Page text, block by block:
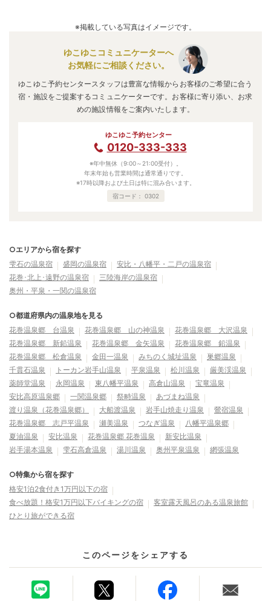
※掲載している写真はイメージです。
ゆこゆこコミュニケーターへ
お気軽にご相談ください。
ゆこゆこ予約センタースタッフは豊富な情報からお客様のご希望に合う
宿・施設をご提案するコミュニケーターです。お客様に寄り添い、お求
めの施設情報をご案内いたします。
ゆこゆこ予約センター
0120-333-333
※年中無休（9:00～21:00受付）。
年末年始も営業時間は通常通りです。
※17時以降および土日は特に混み合います。
宿コード： 0302
○エリアから宿を探す
雫石の温泉宿
盛岡の温泉宿
安比・八幡平・二戸の温泉宿
花巻･北上･遠野の温泉宿
三陸海岸の温泉宿
奥州・平泉・一関の温泉宿
○都道府県内の温泉地を見る
花巻温泉郷 台温泉
花巻温泉郷 山の神温泉
花巻温泉郷 大沢温泉
花巻温泉郷 新鉛温泉
花巻温泉郷 金矢温泉
花巻温泉郷 鉛温泉
花巻温泉郷 松倉温泉
金田一温泉 みちのく城址温泉
巣郷温泉
千貫石温泉
トーカン岩手山温泉 平泉温泉 松川温泉
厳美渓温泉
薬師堂温泉
永岡温泉 東八幡平温泉 高倉山温泉
宝竜温泉
安比高原温泉郷
一関温泉郷 祭畤温泉
あづまね温泉
渡り温泉（花巻温泉郷）
大船渡温泉 岩手山焼走り温泉
鶯宿温泉
花巻温泉郷 志戸平温泉
瀬美温泉 つなぎ温泉
八幡平温泉郷
夏油温泉
安比温泉 花巻温泉郷 花巻温泉
新安比温泉
岩手湯本温泉
雫石高倉温泉 湯川温泉 奥州平泉温泉 網張温泉
○特集から宿を探す
格安1泊2食付き1万円以下の宿
食べ放題！格安1万円以下バイキングの宿
客室露天風呂のある温泉旅館
ひとり旅ができる宿
このページをシェアする